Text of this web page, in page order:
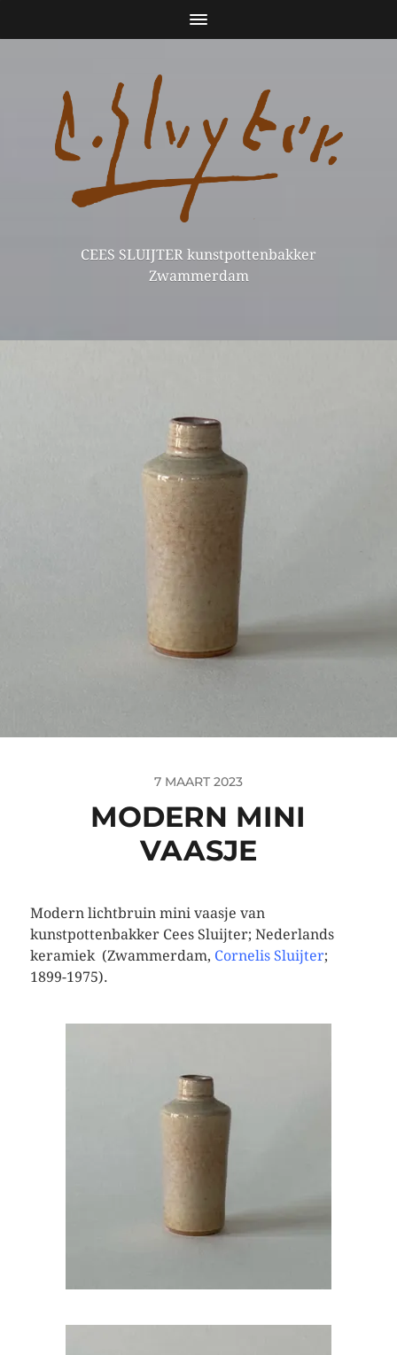
CEES SLUIJTER kunstpottenbakker
Zwammerdam
7 MAART 2023
MODERN MINI
VAASJE
Modern lichtbruin mini vaasje van
kunstpottenbakker Cees Sluijter; Nederlands
keramiek (Zwammerdam, Cornelis Sluijter;
1899-1975).